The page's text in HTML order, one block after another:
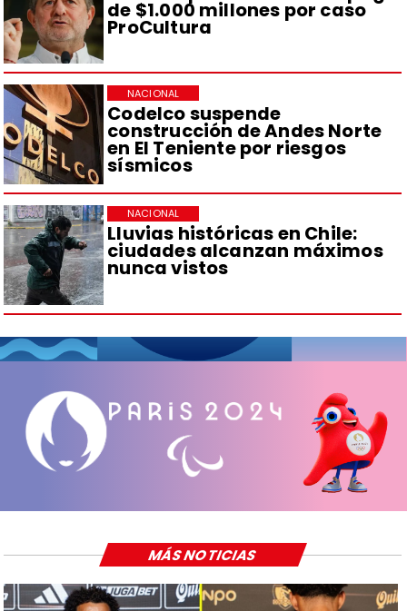
de $1.000 millones por caso
ProCultura
Codelco suspende
construcción de Andes Norte
en El Teniente por riesgos
sísmicos
NACIONAL
Lluvias históricas en Chile:
ciudades alcanzan máximos
nunca vistos
NACIONAL
MÁS NOTICIAS